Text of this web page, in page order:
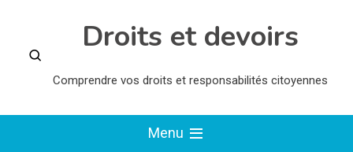
content
Droits et devoirs
Comprendre vos droits et responsabilités citoyennes
Menu